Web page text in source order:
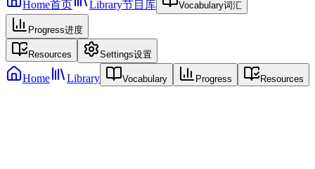
Home首页 Library节目库 Vocabulary词汇
Progress进度
Resources Settings设置
Home Library Vocabulary Progress Resources